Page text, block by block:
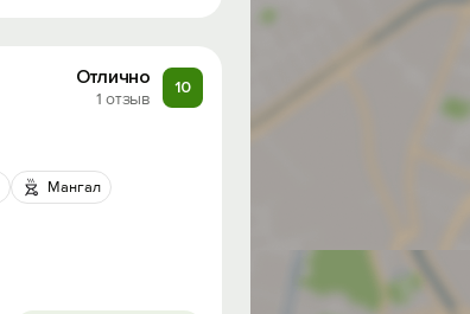
Отлично
1 отзыв
10
Мангал